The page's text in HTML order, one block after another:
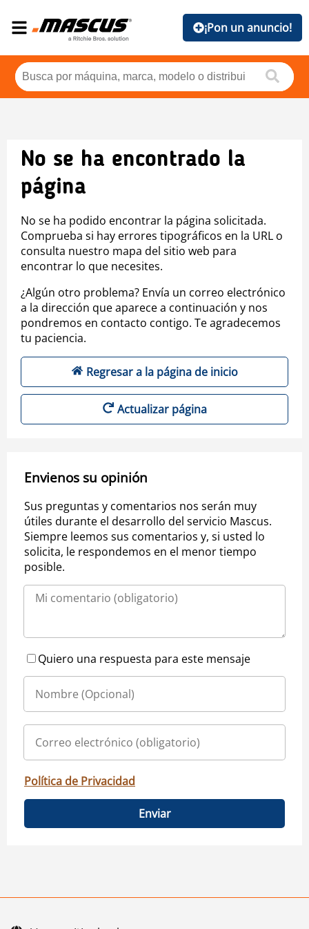
¡Pon un anuncio!
No se ha encontrado la
página
No se ha podido encontrar la página solicitada.
Comprueba si hay errores tipográficos en la URL o
consulta nuestro mapa del sitio web para
encontrar lo que necesites.
¿Algún otro problema? Envía un correo electrónico
a la dirección que aparece a continuación y nos
pondremos en contacto contigo. Te agradecemos
tu paciencia.
Regresar a la página de inicio
Actualizar página
Envienos su opinión
Sus preguntas y comentarios nos serán muy
útiles durante el desarrollo del servicio Mascus.
Siempre leemos sus comentarios y, si usted lo
solicita, le respondemos en el menor tiempo
posible.
Quiero una respuesta para este mensaje
Política de Privacidad
Enviar